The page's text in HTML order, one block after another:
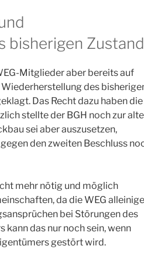
bisherigen
Mitglieder aber bereits auf
des
Das Recht dazu haben die
stellte der BGH noch zur
sei aber auszusetzen,
den zweiten Beschluss
mehr nötig und möglich
da die WEG
bei Störungen des
das nur noch sein, wenn
gestört wird.